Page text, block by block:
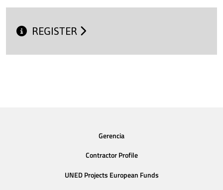
REGISTER
Gerencia
Contractor Profile
UNED Projects European Funds